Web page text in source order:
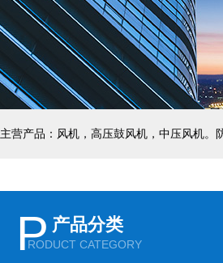
主营产品：风机，高压鼓风机，中压风机
P 产品分类
RODUCT CATEGORY